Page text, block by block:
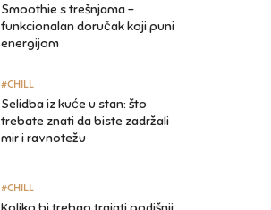
Smoothie s trešnjama –
funkcionalan doručak koji puni
energijom
#CHILL
Selidba iz kuće u stan: što
trebate znati da biste zadržali
mir i ravnotežu
#CHILL